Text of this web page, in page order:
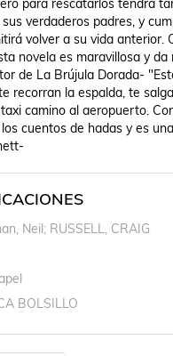
para rescatarlos tendrá
verdaderos padres, y
volver a su vida anterior.
novela es maravillosa y
de La Brújula Dorada-
recorran la espalda, te
camino al aeropuerto.
cuentos de hadas y es
Neil; RUSSELL, CRAIG
BOLSILLO